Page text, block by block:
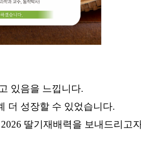
있음을 느낍니다.
더 성장할 수 있었습니다.
딸기재배력을 보내드리고